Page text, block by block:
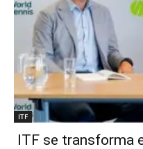
ITF
ITF se transforma